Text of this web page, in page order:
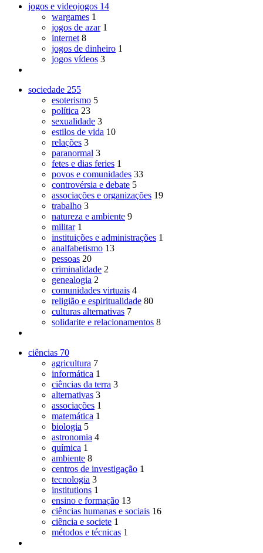
jogos e videojogos 14
wargames 1
jogos de azar 1
internet 8
jogos de dinheiro 1
jogos vídeos 3
sociedade 255
esoterismo 5
política 23
sexualidade 3
estilos de vida 10
relações 3
paranormal 3
fetes e dias feries 1
povos e comunidades 33
controvérsia e debate 5
associações e organizações 19
trabalho 3
natureza e ambiente 9
militar 1
instituições e administrações 1
analfabetismo 13
pessoas 20
criminalidade 2
genealogia 2
comunidades virtuais 4
religião e espiritualidade 80
culturas alternativas 7
solidarite e relacionamentos 8
ciências 70
agricultura 7
informática 1
ciências da terra 3
alternativas 3
associações 1
matemática 1
biologia 5
astronomia 4
química 1
ambiente 8
centros de investigação 1
tecnologia 3
institutions 1
ensino e formação 13
ciências humanas e sociais 16
ciência e societe 1
métodos e técnicas 1